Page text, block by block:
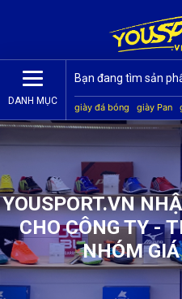
DANH MỤC
giày đá bóng giày Pan
Jogarbola
giày Mitre
Kamito
YOUSPORT.VN
CHO CÔNG TY -
NHÓM